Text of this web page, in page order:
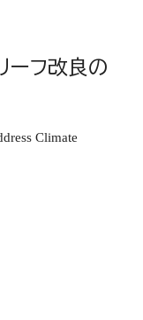
ーフ改良の
Climate